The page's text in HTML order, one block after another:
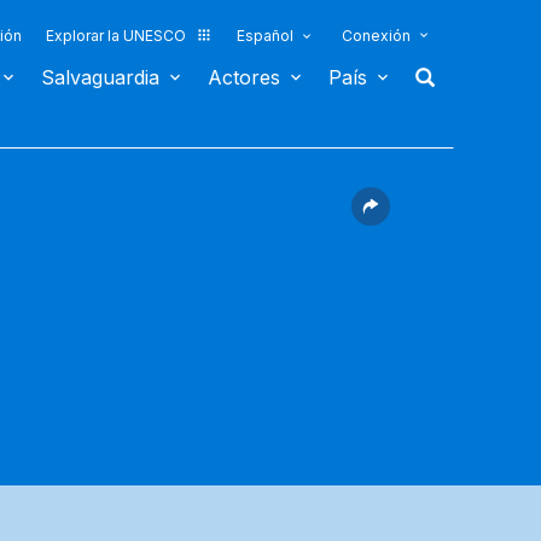
Explorar la UNESCO Español Conexión
Salvaguardia Actores País